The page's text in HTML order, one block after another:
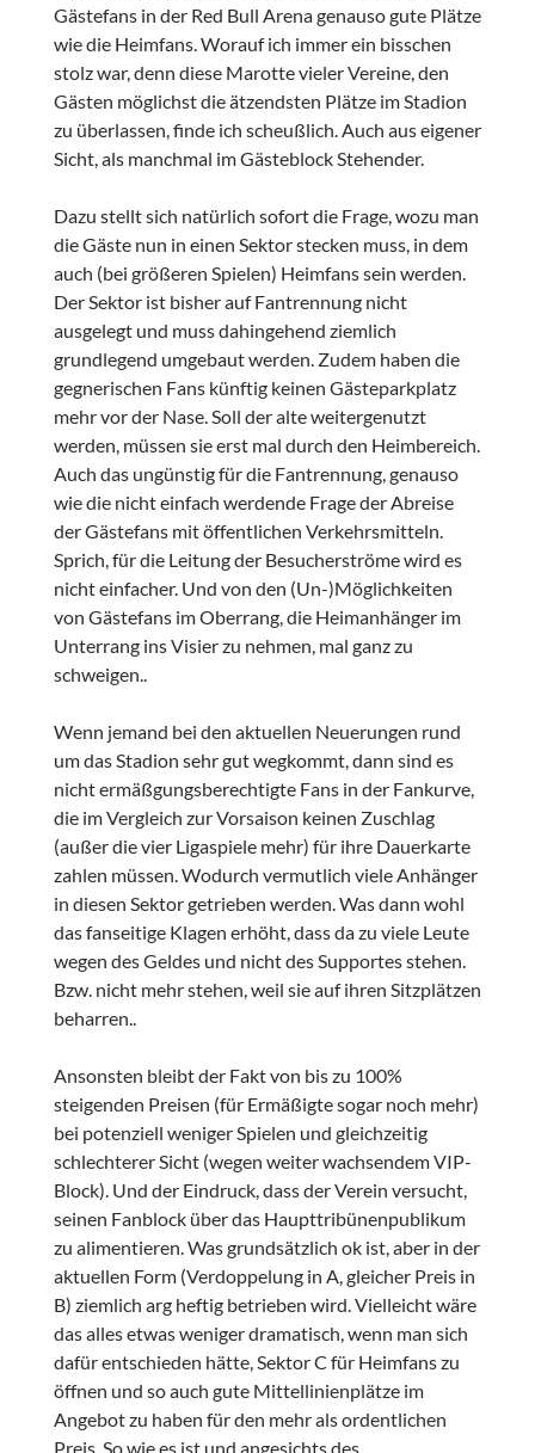
Gästefans in der Red Bull Arena genauso gute Plätze
wie die Heimfans. Worauf ich immer ein bisschen
stolz war, denn diese Marotte vieler Vereine, den
Gästen möglichst die ätzendsten Plätze im Stadion
zu überlassen, finde ich scheußlich. Auch aus eigener
Sicht, als manchmal im Gästeblock Stehender.
Dazu stellt sich natürlich sofort die Frage, wozu man
die Gäste nun in einen Sektor stecken muss, in dem
auch (bei größeren Spielen) Heimfans sein werden.
Der Sektor ist bisher auf Fantrennung nicht
ausgelegt und muss dahingehend ziemlich
grundlegend umgebaut werden. Zudem haben die
gegnerischen Fans künftig keinen Gästeparkplatz
mehr vor der Nase. Soll der alte weitergenutzt
werden, müssen sie erst mal durch den Heimbereich.
Auch das ungünstig für die Fantrennung, genauso
wie die nicht einfach werdende Frage der Abreise
der Gästefans mit öffentlichen Verkehrsmitteln.
Sprich, für die Leitung der Besucherströme wird es
nicht einfacher. Und von den (Un-)Möglichkeiten
von Gästefans im Oberrang, die Heimanhänger im
Unterrang ins Visier zu nehmen, mal ganz zu
schweigen..
Wenn jemand bei den aktuellen Neuerungen rund
um das Stadion sehr gut wegkommt, dann sind es
nicht ermäßgungsberechtigte Fans in der Fankurve,
die im Vergleich zur Vorsaison keinen Zuschlag
(außer die vier Ligaspiele mehr) für ihre Dauerkarte
zahlen müssen. Wodurch vermutlich viele Anhänger
in diesen Sektor getrieben werden. Was dann wohl
das fanseitige Klagen erhöht, dass da zu viele Leute
wegen des Geldes und nicht des Supportes stehen.
Bzw. nicht mehr stehen, weil sie auf ihren Sitzplätzen
beharren..
Ansonsten bleibt der Fakt von bis zu 100%
steigenden Preisen (für Ermäßigte sogar noch mehr)
bei potenziell weniger Spielen und gleichzeitig
schlechterer Sicht (wegen weiter wachsendem VIP-
Block). Und der Eindruck, dass der Verein versucht,
seinen Fanblock über das Haupttribünenpublikum
zu alimentieren. Was grundsätzlich ok ist, aber in der
aktuellen Form (Verdoppelung in A, gleicher Preis in
B) ziemlich arg heftig betrieben wird. Vielleicht wäre
das alles etwas weniger dramatisch, wenn man sich
dafür entschieden hätte, Sektor C für Heimfans zu
öffnen und so auch gute Mittellinienplätze im
Angebot zu haben für den mehr als ordentlichen
Preis. So wie es ist und angesichts des